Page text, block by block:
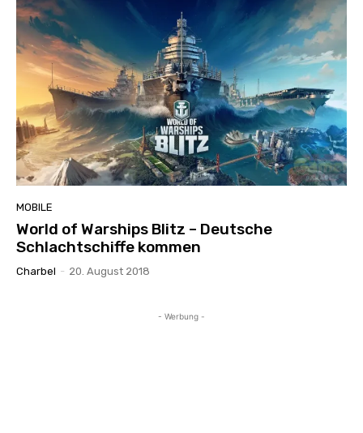
MOBILE
World of Warships Blitz – Deutsche
Schlachtschiffe kommen
Charbel - 20. August 2018
- Werbung -